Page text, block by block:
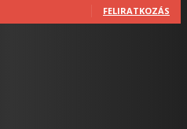
FELIRATKOZÁS